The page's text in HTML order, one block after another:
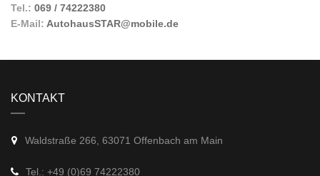
Tel.: 069 / 74222380
E-Mail: AutohausSTAR@mobile.de
KONTAKT
Waldstraße 266, 63071 Offenbach am Main
Tel.: +49 (0)69 74222380